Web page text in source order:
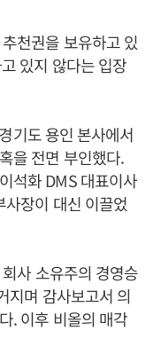
천권을 보유하고 있
있지 않다는 입장
기도 용인 본사에서
을 전면 부인했다.
석화 DMS 대표이사
장이 대신 이끌었
사 소유주의 경영승
지며 감사보고서 의
. 이후 비올의 매각